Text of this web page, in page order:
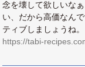
念を壊して欲しいな
い、だから高価なん
ティブしましょうね。
https://tabi-